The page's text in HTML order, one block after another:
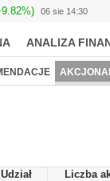
06 sie 14:30
ANALIZA
Udział Liczba